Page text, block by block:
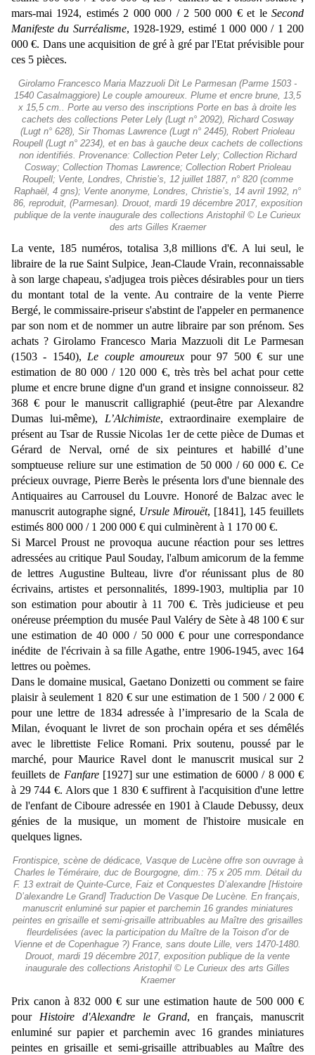
mars-mai 1924, estimés 2 000 000 / 2 500 000 € et le Second
Manifeste du Surréalisme, 1928-1929, estimé 1 000 000 / 1 200
000 €. Dans une acquisition de gré à gré par l'Etat prévisible pour
ces 5 pièces.
Girolamo Francesco Maria Mazzuoli Dit Le Parmesan (Parme 1503 -
1540 Casalmaggiore) Le couple amoureux. Plume et encre brune, 13,5
x 15,5 cm.. Porte au verso des inscriptions Porte en bas à droite les
cachets des collections Peter Lely (Lugt n° 2092), Richard Cosway
(Lugt n° 628), Sir Thomas Lawrence (Lugt n° 2445), Robert Prioleau
Roupell (Lugt n° 2234), et en bas à gauche deux cachets de collections
non identifiés. Provenance: Collection Peter Lely; Collection Richard
Cosway; Collection Thomas Lawrence; Collection Robert Prioleau
Roupell; Vente, Londres, Christie’s, 12 juillet 1887, n° 820 (comme
Raphaël, 4 gns); Vente anonyme, Londres, Christie’s, 14 avril 1992, n°
86, reproduit, (Parmesan). Drouot, mardi 19 décembre 2017, exposition
publique de la vente inaugurale des collections Aristophil © Le Curieux
des arts Gilles Kraemer
La vente, 185 numéros, totalisa 3,8 millions d'€. A lui seul, le
libraire de la rue Saint Sulpice, Jean-Claude Vrain, reconnaissable
à son large chapeau, s'adjugea trois pièces désirables pour un tiers
du montant total de la vente. Au contraire de la vente Pierre
Bergé, le commissaire-priseur s'abstint de l'appeler en permanence
par son nom et de nommer un autre libraire par son prénom. Ses
achats ? Girolamo Francesco Maria Mazzuoli dit Le Parmesan
(1503 - 1540), Le couple amoureux pour 97 500 € sur une
estimation de 80 000 / 120 000 €, très très bel achat pour cette
plume et encre brune digne d'un grand et insigne connoisseur. 82
368 € pour le manuscrit calligraphié (peut-être par Alexandre
Dumas lui-même), L’Alchimiste, extraordinaire exemplaire de
présent au Tsar de Russie Nicolas 1er de cette pièce de Dumas et
Gérard de Nerval, orné de six peintures et habillé d’une
somptueuse reliure sur une estimation de 50 000 / 60 000 €. Ce
précieux ouvrage, Pierre Berès le présenta lors d'une biennale des
Antiquaires au Carrousel du Louvre. Honoré de Balzac avec le
manuscrit autographe signé, Ursule Mirouët, [1841], 145 feuillets
estimés 800 000 / 1 200 000 € qui culminèrent à 1 170 00 €.
Si Marcel Proust ne provoqua aucune réaction pour ses lettres
adressées au critique Paul Souday, l'album amicorum de la femme
de lettres Augustine Bulteau, livre d'or réunissant plus de 80
écrivains, artistes et personnalités, 1899-1903, multiplia par 10
son estimation pour aboutir à 11 700 €. Très judicieuse et peu
onéreuse préemption du musée Paul Valéry de Sète à 48 100 € sur
une estimation de 40 000 / 50 000 € pour une correspondance
inédite de l'écrivain à sa fille Agathe, entre 1906-1945, avec 164
lettres ou poèmes.
Dans le domaine musical, Gaetano Donizetti ou comment se faire
plaisir à seulement 1 820 € sur une estimation de 1 500 / 2 000 €
pour une lettre de 1834 adressée à l’impresario de la Scala de
Milan, évoquant le livret de son prochain opéra et ses démêlés
avec le librettiste Felice Romani. Prix soutenu, poussé par le
marché, pour Maurice Ravel dont le manuscrit musical sur 2
feuillets de Fanfare[1927] sur une estimation de 6000 / 8 000 €
à 29 744 €. Alors que 1 830 € suffirent à l'acquisition d'une lettre
de l'enfant de Ciboure adressée en 1901 à Claude Debussy, deux
génies de la musique, un moment de l'histoire musicale en
quelques lignes.
Frontispice, scène de dédicace, Vasque de Lucène offre son ouvrage à
Charles le Téméraire, duc de Bourgogne, dim.: 75 x 205 mm. Détail du
F. 13 extrait de Quinte-Curce, Faiz et Conquestes D’alexandre [Histoire
D’alexandre Le Grand] Traduction De Vasque De Lucène. En français,
manuscrit enluminé sur papier et parchemin 16 grandes miniatures
peintes en grisaille et semi-grisaille attribuables au Maître des grisailles
fleurdelisées (avec la participation du Maître de la Toison d’or de
Vienne et de Copenhague ?) France, sans doute Lille, vers 1470-1480.
Drouot, mardi 19 décembre 2017, exposition publique de la vente
inaugurale des collections Aristophil © Le Curieux des arts Gilles
Kraemer
Prix canon à 832 000 € sur une estimation haute de 500 000 €
pour Histoire d'Alexandre le Grand, en français, manuscrit
enluminé sur papier et parchemin avec 16 grandes miniatures
peintes en grisaille et semi-grisaille attribuables au Maître des